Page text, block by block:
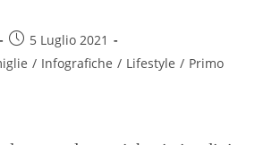
5 Luglio 2021
/ Infografiche / Lifestyle / Primo